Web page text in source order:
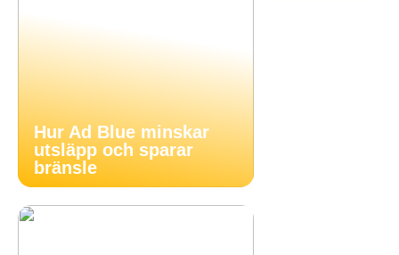
Hur Ad Blue minskar
utsläpp och sparar
bränsle